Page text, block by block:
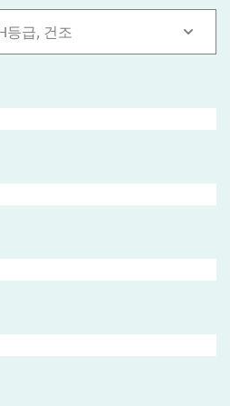
등급, 건조